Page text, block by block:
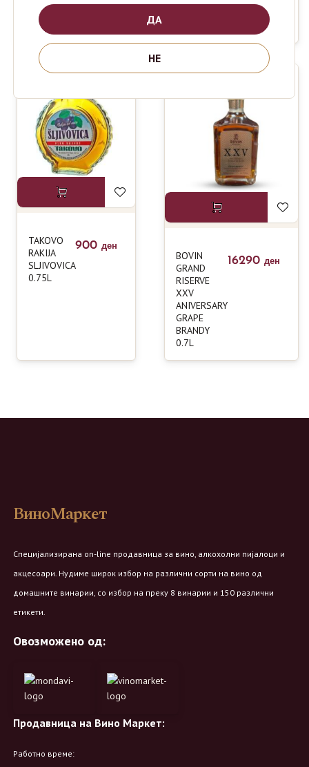
0.7L
TAKOVO
RAKIJA
SLJIVOVICA
0.75L
900 ден
BOVIN
GRAND
RISERVE
XXV
ANIVERSARY
GRAPE
BRANDY
0.7L
16290 ден
ВиноМаркет
Специјализирана on-line продавница за вино, алкохолни пијалоци и
акцесоари. Нудиме широк избор на различни сорти на вино од
домашните винарии, со избор на преку 8 винарии и 150 различни
етикети.
Овозможено од:
Продавница на Вино Маркет:
Работно време:
ДА
НЕ